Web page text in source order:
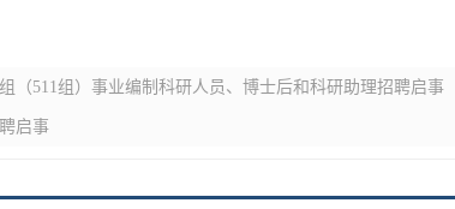
（511组）事业编制科研人员、博士后和科研助理招聘启事
启事